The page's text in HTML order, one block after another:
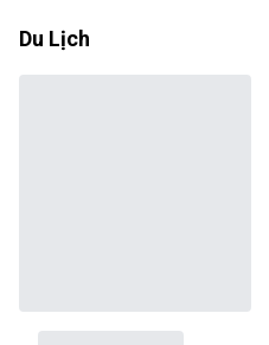
Du Lịch